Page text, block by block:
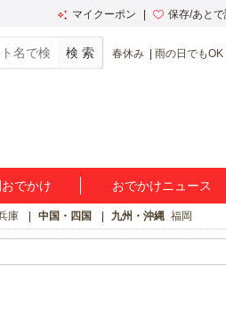
マイクーポン 保存/あと
春休み 雨の日でもOK
でかけ おでかけニュース
庫 中国・四国 九州・沖縄 福岡